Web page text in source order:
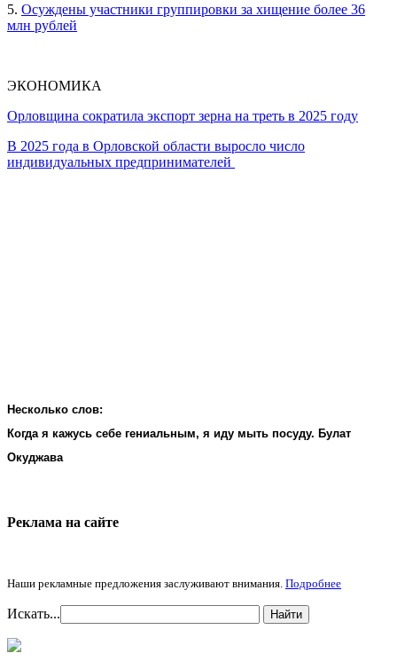
5. Осуждены участники группировки за хищение более 36
млн рублей
ЭКОНОМИКА
Орловщина сократила экспорт зерна на треть в 2025 году
В 2025 года в Орловской области выросло число
индивидуальных предпринимателей
Несколько слов:
Когда я кажусь себе гениальным, я иду мыть посуду. Булат
Окуджава
Реклама на cайте
Наши рекламные предложения заслуживают внимания. Подробнее
Искать... Найти